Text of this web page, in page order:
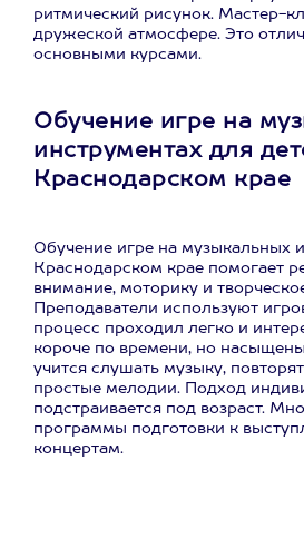
ритмический рисунок. Мастер-
дружеской атмосфере. Это
основными курсами.
Обучение игре на
инструментах для
Краснодарском крае
Обучение игре на музыкальных
Краснодарском крае помогает
внимание, моторику и
Преподаватели используют
процесс проходил легко и
короче по времени, но
учится слушать музыку,
простые мелодии. Подход
подстраивается под возраст.
программы подготовки к
концертам.